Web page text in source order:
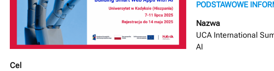
PODSTAWOWE
Nazwa
UCA International
AI
Cel